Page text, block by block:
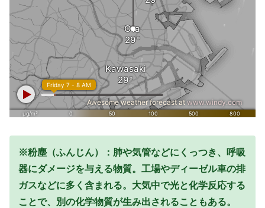
※粉塵（ふんじん）：肺や気管などにくっつき、呼吸
器にダメージを与える物質。工場やディーゼル車の排
ガスなどに多く含まれる。大気中で光と化学反応する
ことで、別の化学物質が生み出されることもある。